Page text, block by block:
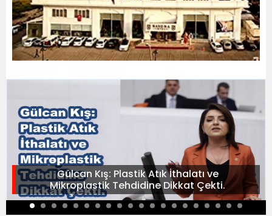
Gülcan Kış: Plastik Atık İthalatı ve
Mikroplastik Tehdidine Dikkat Çekti.